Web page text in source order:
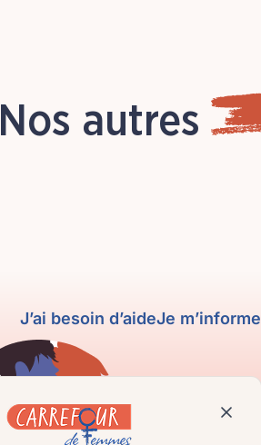
Nos autres
J’ai besoin d’aideJe m’informe